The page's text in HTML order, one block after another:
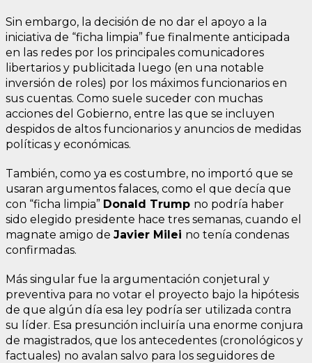
Sin embargo, la decisión de no dar el apoyo a la
iniciativa de “ficha limpia” fue finalmente anticipada
en las redes por los principales comunicadores
libertarios y publicitada luego (en una notable
inversión de roles) por los máximos funcionarios en
sus cuentas. Como suele suceder con muchas
acciones del Gobierno, entre las que se incluyen
despidos de altos funcionarios y anuncios de medidas
políticas y económicas.
También, como ya es costumbre, no importó que se
usaran argumentos falaces, como el que decía que
con “ficha limpia” Donald Trump no podría haber
sido elegido presidente hace tres semanas, cuando el
magnate amigo de Javier Milei no tenía condenas
confirmadas.
Más singular fue la argumentación conjetural y
preventiva para no votar el proyecto bajo la hipótesis
de que algún día esa ley podría ser utilizada contra
su líder. Esa presunción incluiría una enorme conjura
de magistrados, que los antecedentes (cronológicos y
factuales) no avalan salvo para los seguidores de